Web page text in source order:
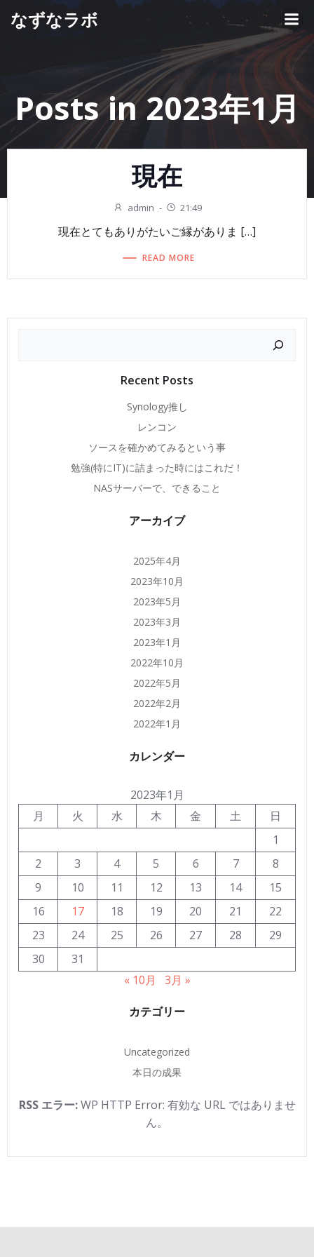
ン
ツ
へ
ス
なずなラボ
Posts in 2023年1月
現在
admin - 21:49
現在とてもありがたいご縁がありま […]
READ MORE
Recent Posts
Synology推し
レンコン
ソースを確かめてみるという事
勉強(特にIT)に詰まった時にはこれだ！
NASサーバーで、できること
アーカイブ
2025年4月
2023年10月
2023年5月
2023年3月
2023年1月
2022年10月
2022年5月
2022年2月
2022年1月
カレンダー
2023年1月
月
火 水 木 金 土
日
1
2
3 4 5 6 7
8
9
10 11 12 13 14
15
16
17 18 19 20 21
22
23
24 25 26 27 28
29
30
31
« 10月
3月 »
カテゴリー
Uncategorized
本日の成果
RSS エラー:WP HTTP Error: 有効な URL ではありませ
ん。